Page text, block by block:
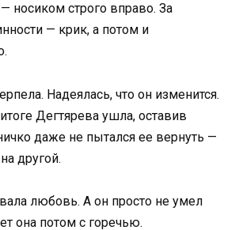
носиком строго вправо. За
— крик, а потом и
Надеялась, что он изменится.
Дегтярева ушла, оставив
даже не пытался ее вернуть —
другой.
любовь. А он просто не умел
она потом с горечью.